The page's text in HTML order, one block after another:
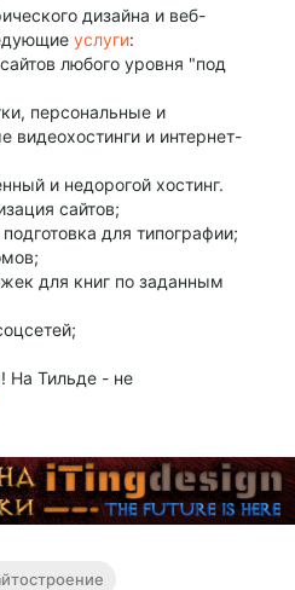
дизайна и веб-
услуги:
любого уровня "под
персональные и
видеохостинги и интернет-
и недорогой хостинг.
сайтов;
для типографии;
для книг по заданным
На Тильде - не